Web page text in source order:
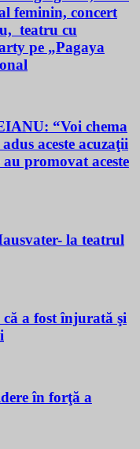
feminin, concert
teatru cu
pe „Pagaya
“Voi chema
aceste acuzaţii
promovat aceste
la teatrul
a fost înjurată şi
în forţă a